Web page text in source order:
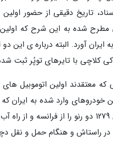
تاریخ دقیقی از حضور
مطرح شده به این شرح که اولین
ایران آورد. البته درباره ی
کلاچی با تایرهای توپُر ثبت
که معتقدند اولین اتوموبیل
خودروهای وارد شده به ایران
شاه در سال 1279 دو رنو را از
راستاش و هنگام حمل و نقل